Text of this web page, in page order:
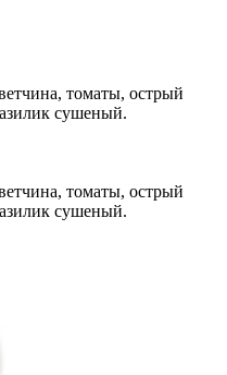
томаты, острый
сушеный.
томаты, острый
сушеный.